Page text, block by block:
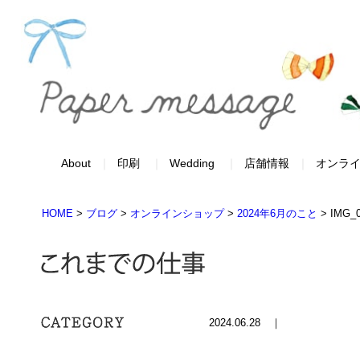
About 印刷 Wedding 店舗情報 オンラ
HOME > ブログ > オンラインショップ> 2024年6月のこと >
2024.06.28 ｜